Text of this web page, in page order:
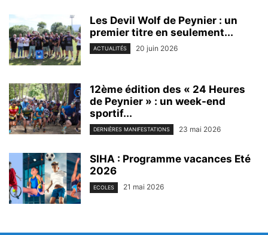
Les Devil Wolf de Peynier : un
premier titre en seulement...
ACTUALITÉS 20 juin 2026
12ème édition des « 24 Heures
de Peynier » : un week-end
sportif...
DERNIÈRES MANIFESTATIONS 23 mai 2026
SIHA : Programme vacances Eté
2026
ECOLES 21 mai 2026